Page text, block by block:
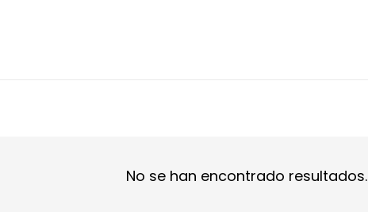
No se han encontrado resultados.